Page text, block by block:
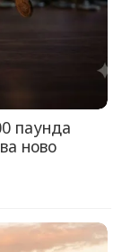
паунда
ново